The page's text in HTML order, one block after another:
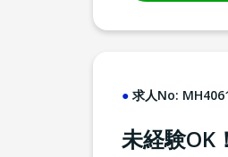
求人No:
未経験OK